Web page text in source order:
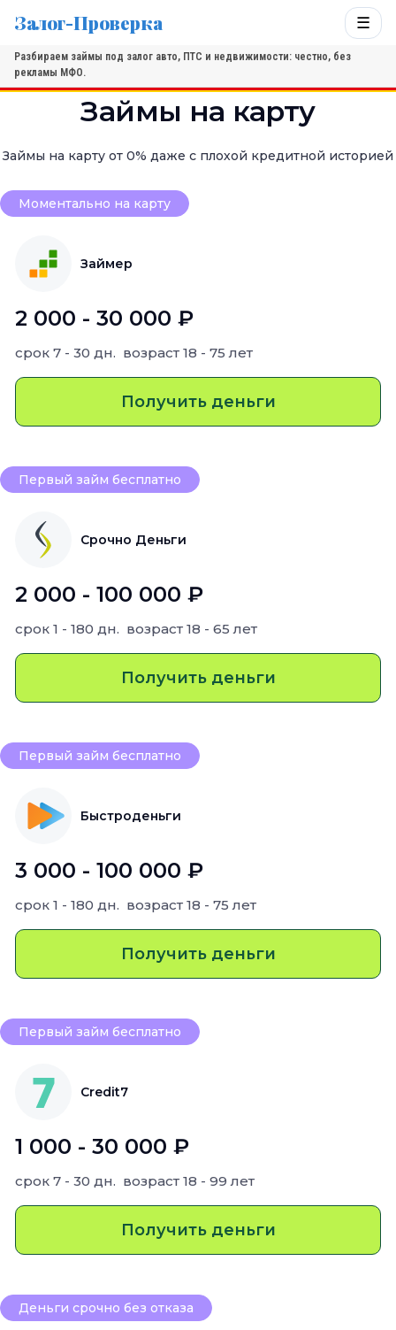
Залог-Проверка ☰
Разбираем займы под залог авто, ПТС и недвижимости: честно, без
рекламы МФО.
Займы на карту
Займы на карту от 0% даже с плохой кредитной историей
Моментально на карту
Займер
2 000 - 30 000 ₽
срок 7 - 30 дн. возраст 18 - 75 лет
Получить деньги
Первый займ бесплатно
Срочно Деньги
2 000 - 100 000 ₽
срок 1 - 180 дн. возраст 18 - 65 лет
Получить деньги
Первый займ бесплатно
Быстроденьги
3 000 - 100 000 ₽
срок 1 - 180 дн. возраст 18 - 75 лет
Получить деньги
Первый займ бесплатно
Credit7
1 000 - 30 000 ₽
срок 7 - 30 дн. возраст 18 - 99 лет
Получить деньги
Деньги срочно без отказа